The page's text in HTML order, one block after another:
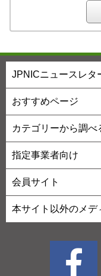
JPNICニュースレタ
おすすめページ
カテゴリーから調べ
指定事業者向け
会員サイト
本サイト以外のメデ